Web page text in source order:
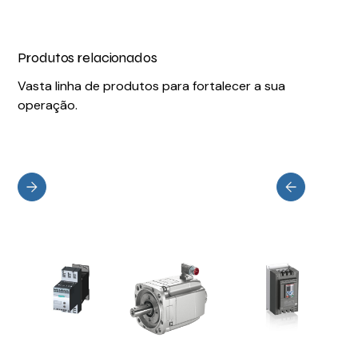
Produtos relacionados
Vasta linha de produtos para fortalecer a sua
operação.